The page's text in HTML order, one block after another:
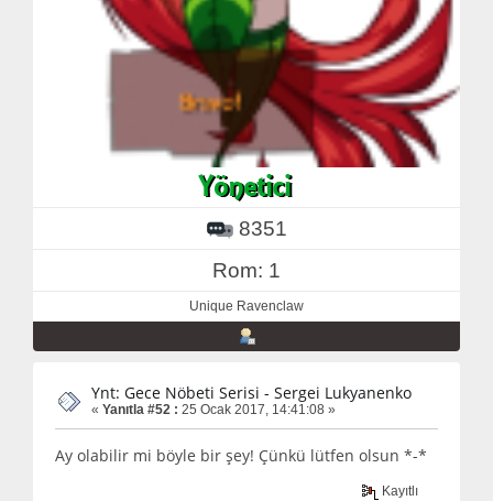
8351
Rom: 1
Unique Ravenclaw
Ynt: Gece Nöbeti Serisi - Sergei Lukyanenko
« Yanıtla #52 : 25 Ocak 2017, 14:41:08 »
Ay olabilir mi böyle bir şey! Çünkü lütfen olsun *-*
Kayıtlı